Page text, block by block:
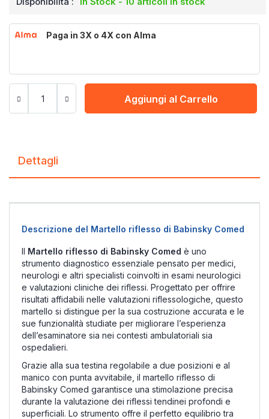
Paga in 3X o 4X con Alma
Aggiungi al Carrello
Dettagli
Descrizione del Martello riflesso di Babinsky Comed
Il Martello riflesso di Babinsky Comed è uno
strumento diagnostico essenziale pensato per medici,
neurologi e altri specialisti coinvolti in esami neurologici
e valutazioni cliniche dei riflessi. Progettato per offrire
risultati affidabili nelle valutazioni riflessologiche, questo
martello si distingue per la sua costruzione accurata e le
sue funzionalità studiate per migliorare l’esperienza
dell’esaminatore sia nei contesti ambulatoriali sia
ospedalieri.
Grazie alla sua testina regolabile a due posizioni e al
manico con punta avvitabile, il martello riflesso di
Babinsky Comed garantisce una stimolazione precisa
durante la valutazione dei riflessi tendinei profondi e
superficiali. Lo strumento offre il perfetto equilibrio tra